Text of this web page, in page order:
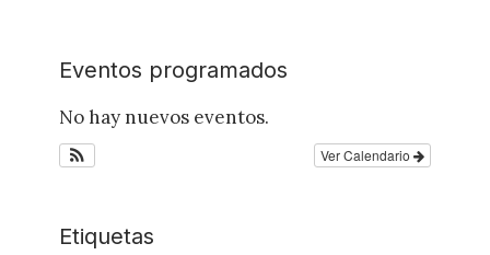
Eventos programados
No hay nuevos eventos.
Ver Calendario
Etiquetas